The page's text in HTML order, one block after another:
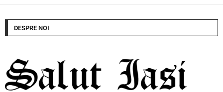
DESPRE NOI